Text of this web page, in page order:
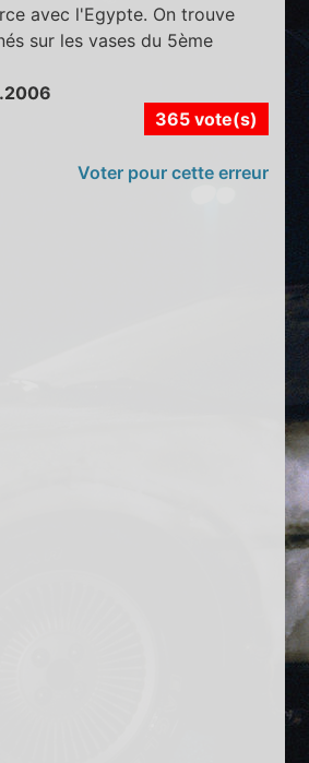
avec l'Egypte. On trouve
sur les vases du 5ème
365 vote(s)
Voter pour cette erreur